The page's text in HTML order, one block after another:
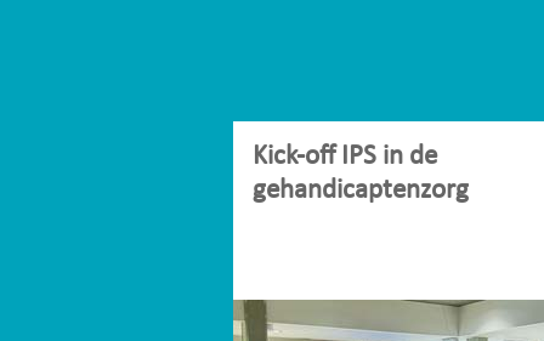
Kick-off IPS in de
gehandicaptenzorg